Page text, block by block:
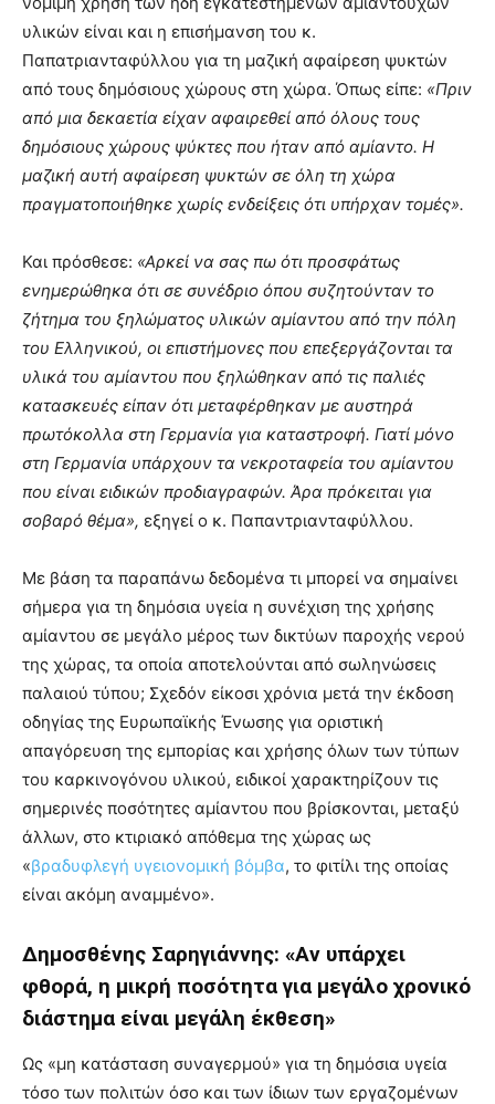
υλικών είναι και η επισήμανση του κ.
Παπατριανταφύλλου για τη μαζική αφαίρεση ψυκτών
από τους δημόσιους χώρους στη χώρα. Όπως είπε: «Πριν
από μια δεκαετία είχαν αφαιρεθεί από όλους τους
δημόσιους χώρους ψύκτες που ήταν από αμίαντο. Η
μαζική αυτή αφαίρεση ψυκτών σε όλη τη χώρα
πραγματοποιήθηκε χωρίς ενδείξεις ότι υπήρχαν τομές».
Και πρόσθεσε: «Αρκεί να σας πω ότι προσφάτως
ενημερώθηκα ότι σε συνέδριο όπου συζητούνταν το
ζήτημα του ξηλώματος υλικών αμίαντου από την πόλη
του Ελληνικού, οι επιστήμονες που επεξεργάζονται τα
υλικά του αμίαντου που ξηλώθηκαν από τις παλιές
κατασκευές είπαν ότι μεταφέρθηκαν με αυστηρά
πρωτόκολλα στη Γερμανία για καταστροφή. Γιατί μόνο
στη Γερμανία υπάρχουν τα νεκροταφεία του αμίαντου
που είναι ειδικών προδιαγραφών. Άρα πρόκειται για
σοβαρό θέμα», εξηγεί ο κ. Παπαντριανταφύλλου.
Με βάση τα παραπάνω δεδομένα τι μπορεί να σημαίνει
σήμερα για τη δημόσια υγεία η συνέχιση της χρήσης
αμίαντου σε μεγάλο μέρος των δικτύων παροχής νερού
της χώρας, τα οποία αποτελούνται από σωληνώσεις
παλαιού τύπου; Σχεδόν είκοσι χρόνια μετά την έκδοση
οδηγίας της Ευρωπαϊκής Ένωσης για οριστική
απαγόρευση της εμπορίας και χρήσης όλων των τύπων
του καρκινογόνου υλικού, ειδικοί χαρακτηρίζουν τις
σημερινές ποσότητες αμίαντου που βρίσκονται, μεταξύ
άλλων, στο κτιριακό απόθεμα της χώρας ως
«βραδυφλεγή υγειονομική βόμβα, το φιτίλι της οποίας
είναι ακόμη αναμμένο».
Δημοσθένης Σαρηγιάννης: «Αν υπάρχει
φθορά, η μικρή ποσότητα για μεγάλο χρονικό
διάστημα είναι μεγάλη έκθεση»
Ως «μη κατάσταση συναγερμού» για τη δημόσια υγεία
τόσο των πολιτών όσο και των ίδιων των εργαζομένων